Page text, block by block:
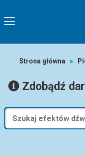
Strona główna »
Zdobądź